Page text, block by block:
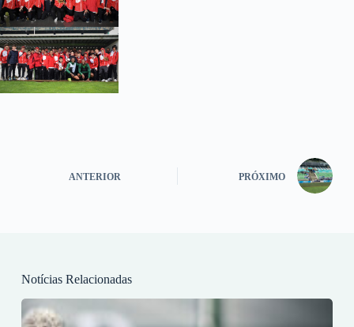
ANTERIOR PRÓXIMO
Notícias Relacionadas